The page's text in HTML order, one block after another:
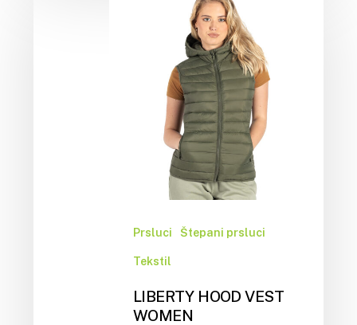
Prsluci Štepani prsluci
Tekstil
LIBERTY HOOD VEST
WOMEN